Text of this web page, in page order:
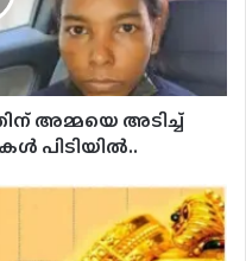
അമ്മയെ അടിച്ച്
പിടിയിൽ..